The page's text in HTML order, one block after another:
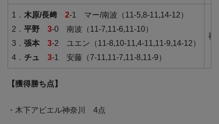
1． 木原/長﨑 2-1 マー/南波（11-5,8-11,14-12）
2． 平野 3-0 南波（11-7,11-6,11-10）
3． 張本 3-2 ユエン（11-8,10-11,4-11,11-9,14-12）
4． チュ 3-1 安藤（7-11,11-7,11-8,11-9）
神
【獲得勝ち点】
・木下アビエル神奈川 4点